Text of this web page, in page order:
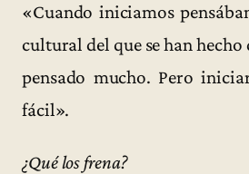
«Cuando iniciamos
cultural del que se han hecho
pensado mucho. Pero
fácil».
¿Qué los frena?